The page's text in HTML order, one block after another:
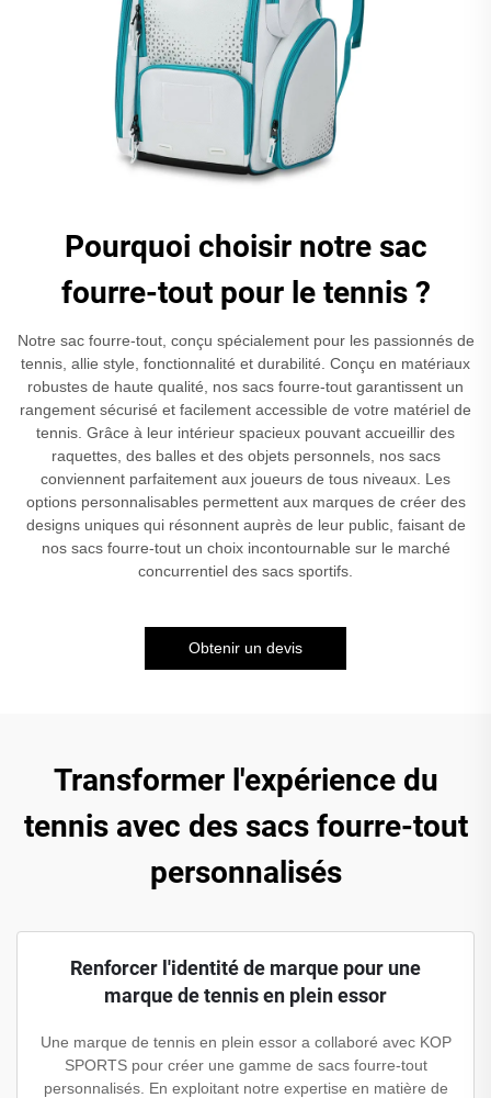
Pourquoi choisir notre sac
fourre-tout pour le tennis ?
Notre sac fourre-tout, conçu spécialement pour les passionnés de
tennis, allie style, fonctionnalité et durabilité. Conçu en matériaux
robustes de haute qualité, nos sacs fourre-tout garantissent un
rangement sécurisé et facilement accessible de votre matériel de
tennis. Grâce à leur intérieur spacieux pouvant accueillir des
raquettes, des balles et des objets personnels, nos sacs
conviennent parfaitement aux joueurs de tous niveaux. Les
options personnalisables permettent aux marques de créer des
designs uniques qui résonnent auprès de leur public, faisant de
nos sacs fourre-tout un choix incontournable sur le marché
concurrentiel des sacs sportifs.
Obtenir un devis
Transformer l'expérience du
tennis avec des sacs fourre-tout
personnalisés
Renforcer l'identité de marque pour une
marque de tennis en plein essor
Une marque de tennis en plein essor a collaboré avec KOP
SPORTS pour créer une gamme de sacs fourre-tout
personnalisés. En exploitant notre expertise en matière de